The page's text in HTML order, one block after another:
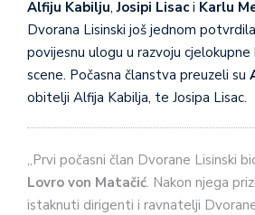
Alfiju Kabilju,Josipi Lisac i Karlu
Dvorana Lisinski još jednom
povijesnu ulogu u razvoju
scene. Počasna članstva preuzeli su
obitelji Alfija Kabilja, te Josipa Lisac.
„Prvi počasni član Dvorane Lisinski
Lovro von Matačić. Nakon njega
istaknuti dirigenti i ravnatelji